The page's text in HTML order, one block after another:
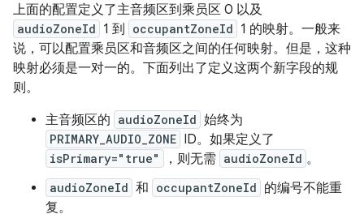
上面的配置定义了主音频区到乘员区 0 以及
audioZoneId 1 到 occupantZoneId 1 的映射。一般来
说，可以配置乘员区和音频区之间的任何映射。但是，这种
映射必须是一对一的。下面列出了定义这两个新字段的规
则。
主音频区的 audioZoneId 始终为
PRIMARY_AUDIO_ZONE ID。如果定义了
isPrimary="true" ，则无需 audioZoneId 。
audioZoneId 和 occupantZoneId 的编号不能重
复。